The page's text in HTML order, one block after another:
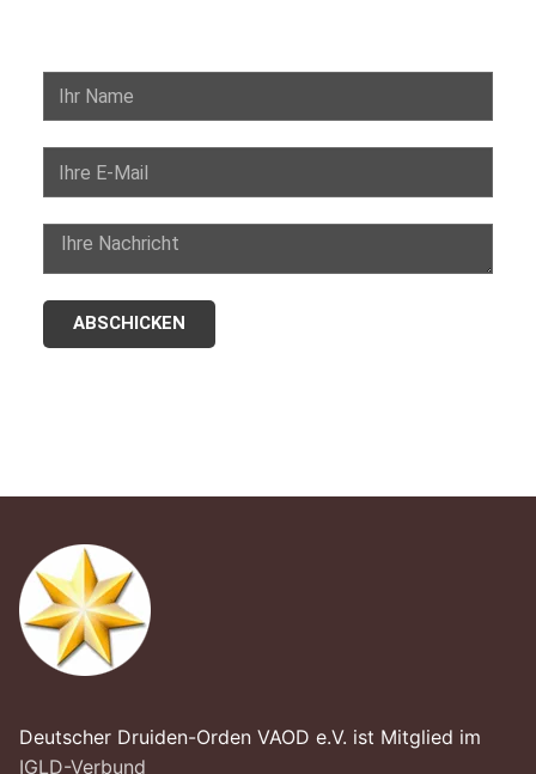
ABSCHICKEN
Deutscher Druiden-Orden VAOD e.V. ist Mitglied im
IGLD-Verbund